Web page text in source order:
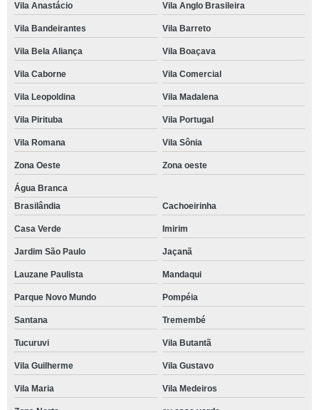
Vila Anastácio Vila Anglo Brasileira
Vila Bandeirantes Vila Barreto
Vila Bela Aliança Vila Boaçava
Vila Caborne Vila Comercial
Vila Leopoldina Vila Madalena
Vila Pirituba Vila Portugal
Vila Romana Vila Sônia
Zona Oeste Zona oeste
Água Branca
Brasilândia
Cachoeirinha
Casa Verde Imirim
Jardim São Paulo Jaçanã
Lauzane Paulista Mandaqui
Parque Novo Mundo Pompéia
Santana Tremembé
Tucuruvi Vila Butantã
Vila Guilherme Vila Gustavo
Vila Maria Vila Medeiros